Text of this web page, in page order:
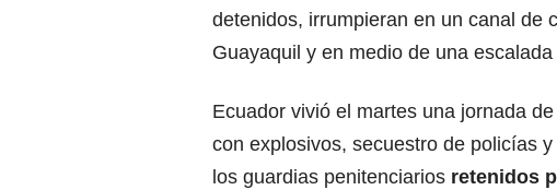
detenidos, irrumpieran en un canal de
Guayaquil y en medio de una
Ecuador vivió el martes una jornada
con explosivos, secuestro de policías
los guardias penitenciarios retenidos